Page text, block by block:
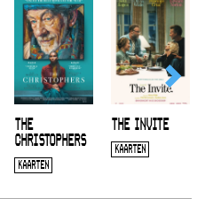
THE
CHRISTOPHERS
KAARTEN
THE INVITE
KAARTEN